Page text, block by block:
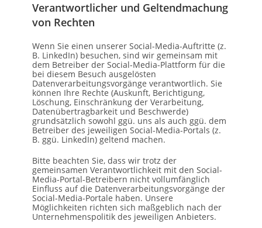
Verantwortlicher und Geltendmachung
von Rechten
Wenn Sie einen unserer Social-Media-Auftritte (z.
B. LinkedIn) besuchen, sind wir gemeinsam mit
dem Betreiber der Social-Media-Plattform für die
bei diesem Besuch ausgelösten
Datenverarbeitungsvorgänge verantwortlich. Sie
können Ihre Rechte (Auskunft, Berichtigung,
Löschung, Einschränkung der Verarbeitung,
Datenübertragbarkeit und Beschwerde)
grundsätzlich sowohl ggü. uns als auch ggü. dem
Betreiber des jeweiligen Social-Media-Portals (z.
B. ggü. LinkedIn) geltend machen.
Bitte beachten Sie, dass wir trotz der
gemeinsamen Verantwortlichkeit mit den Social-
Media-Portal-Betreibern nicht vollumfänglich
Einfluss auf die Datenverarbeitungsvorgänge der
Social-Media-Portale haben. Unsere
Möglichkeiten richten sich maßgeblich nach der
Unternehmenspolitik des jeweiligen Anbieters.